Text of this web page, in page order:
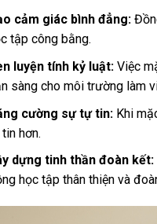
cảm giác bình đẳng:
tập công bằng.
luyện tính kỷ luật:Việc
sàng cho môi trường làm
cường sự tự tin:Khi
hơn.
dựng tinh thần đoàn kết:
học tập thân thiện và